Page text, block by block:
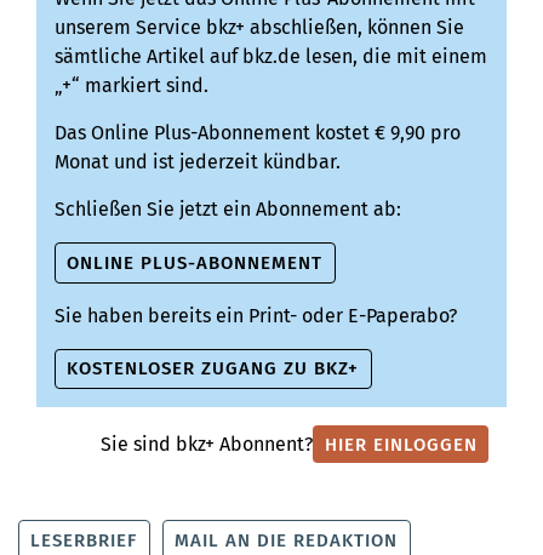
unserem Service bkz+ abschließen, können Sie
sämtliche Artikel auf bkz.de lesen, die mit einem
„+“ markiert sind.
Das Online Plus-Abonnement kostet € 9,90 pro
Monat und ist jederzeit kündbar.
Schließen Sie jetzt ein Abonnement ab:
ONLINE PLUS-ABONNEMENT
Sie haben bereits ein Print- oder E-Paperabo?
KOSTENLOSER ZUGANG ZU BKZ+
Sie sind bkz+ Abonnent? HIER EINLOGGEN
LESERBRIEF MAIL AN DIE REDAKTION